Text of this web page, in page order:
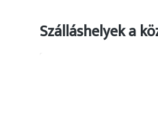
Szálláshelyek a